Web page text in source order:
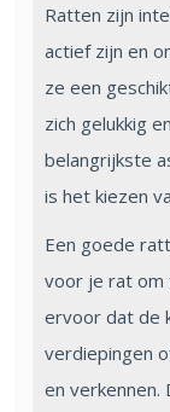
Ratten zijn
actief zijn en
ze een
zich gelukkig
belangrijkste
is het kiezen
Een goede
voor je rat om
ervoor dat de
verdiepingen
en verkennen.